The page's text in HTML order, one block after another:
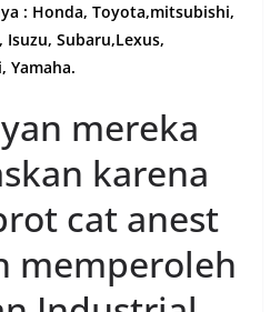
: Honda, Toyota,mitsubishi,
Subaru,Lexus,
Yamaha.
mereka
karena
cat anest
memperoleh